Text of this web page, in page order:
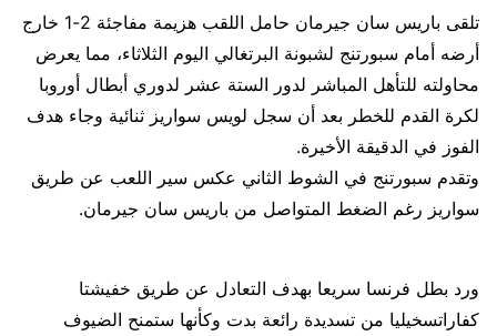
تلقى باريس سان جيرمان حامل اللقب هزيمة مفاجئة 2-1 خارج
أرضه أمام سبورتنج لشبونة البرتغالي اليوم الثلاثاء، مما يعرض
محاولته للتأهل المباشر لدور الستة عشر لدوري أبطال أوروبا
لكرة القدم للخطر بعد أن سجل لويس سواريز ثنائية وجاء هدف
الفوز في الدقيقة الأخيرة.
وتقدم سبورتنج في الشوط الثاني عكس سير اللعب عن طريق
سواريز رغم الضغط المتواصل من باريس سان جيرمان.
ورد بطل فرنسا سريعا بهدف التعادل عن طريق خفيشتا
كفاراتسخيليا من تسديدة رائعة بدت وكأنها ستمنح الضيوف